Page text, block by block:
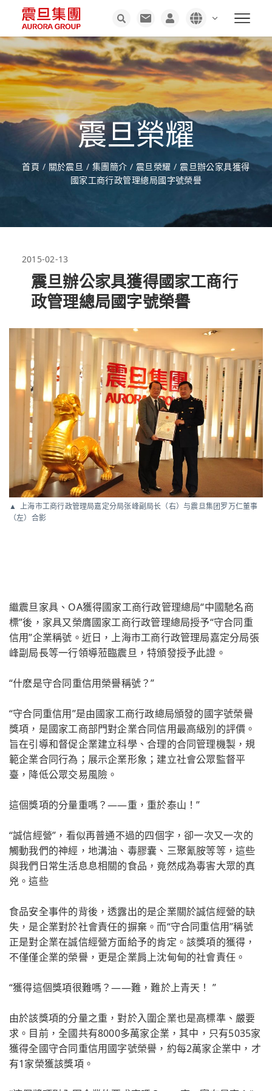
震旦榮耀
首頁 / 關於震旦 / 集團簡介 / 震旦榮耀/ 震旦辦公家具獲得
國家工商行政管理總局國字號榮譽
2015-02-13
震旦辦公家具獲得國家工商行
政管理總局國字號榮譽
上海市工商行政管理局嘉定分局张峰副局长（右）与震旦集团罗万仁董事
（左）合影
繼震旦家具、OA獲得國家工商行政管理總局“中國馳名商
標”後，家具又榮膺國家工商行政管理總局授予“守合同重
信用”企業稱號。近日，上海市工商行政管理局嘉定分局張
峰副局長等一行領導蒞臨震旦，特頒發授予此證。
“什麽是守合同重信用榮譽稱號？”
“守合同重信用”是由國家工商行政總局頒發的國字號榮譽
獎項，是國家工商部門對企業合同信用最高級別的評價。
旨在引導和督促企業建立科學、合理的合同管理機製，規
範企業合同行為；展示企業形象；建立社會公眾監督平
臺，降低公眾交易風險。
這個獎項的分量重嗎？——重，重於泰山！”
“誠信經營”，看似再普通不過的四個字，卻一次又一次的
觸動我們的神經，地溝油、毒膠囊、三聚氰胺等等，這些
與我們日常生活息息相關的食品，竟然成為毒害大眾的真
兇。這些
食品安全事件的背後，透露出的是企業關於誠信經營的缺
失，是企業對於社會責任的摒棄。而“守合同重信用”稱號
正是對企業在誠信經營方面給予的肯定。該獎項的獲得，
不僅僅企業的榮譽，更是企業肩上沈甸甸的社會責任。
“獲得這個獎項很難嗎？——難，難於上青天！ ”
由於該獎項的分量之重，對於入圍企業也是高標準、嚴要
求。目前，全國共有8000多萬家企業，其中，只有5035家
獲得全國守合同重信用國字號榮譽，約每2萬家企業中，才
有1家榮獲該獎項。